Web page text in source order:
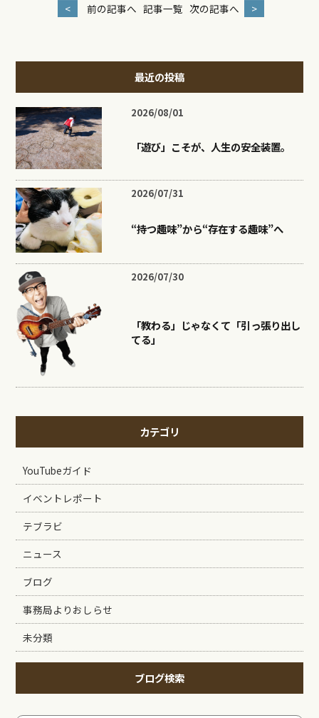
< 前の記事へ 記事一覧 次の記事へ >
最近の投稿
2026/08/01
「遊び」こそが、人生の安全装置。
2026/07/31
“持つ趣味”から“存在する趣味”へ
2026/07/30
「教わる」じゃなくて「引っ張り出し
てる」
カテゴリ
YouTubeガイド
イベントレポート
テブラビ
ニュース
ブログ
事務局よりおしらせ
未分類
ブログ検索